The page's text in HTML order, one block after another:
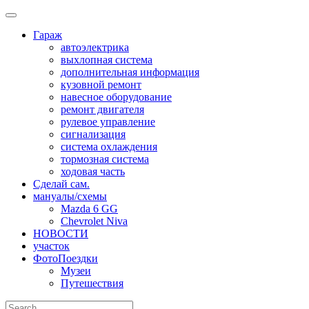
Skip
contentГараж
автоэлектрика
выхлопная система
дополнительная информация
кузовной ремонт
навесное оборудование
ремонт двигателя
рулевое управление
сигнализация
система охлаждения
тормозная система
ходовая часть
Сделай сам.
мануалы/схемы
Mazda 6 GG
Chevrolet Niva
НОВОСТИ
участок
ФотоПоездки
Музеи
Путешествия
Search